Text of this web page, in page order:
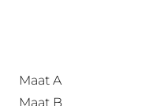
Maat A
Maat B